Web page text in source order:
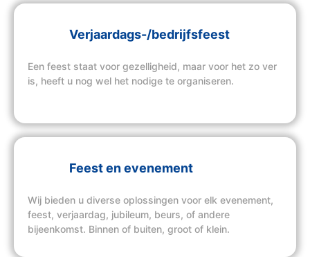
Verjaardags-/bedrijfsfeest
Een feest staat voor gezelligheid, maar voor het zo ver
is, heeft u nog wel het nodige te organiseren.
Feest en evenement
Wij bieden u diverse oplossingen voor elk evenement,
feest, verjaardag, jubileum, beurs, of andere
bijeenkomst. Binnen of buiten, groot of klein.